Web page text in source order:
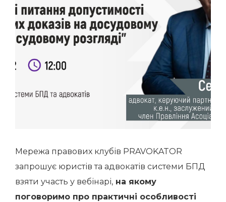
Мережа правових клубів PRAVOKATOR
запрошує юристів та адвокатів системи БПД
взяти участь у вебінарі, на якому
поговоримо про практичні особливості